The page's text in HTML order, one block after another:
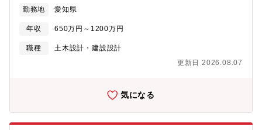
す。同社は社員一人一人が自分らしく働き、希望のキャリア実現
面談の実施や資格取得のための制度を取り入れ、社員一人一人に
寄り添う経営をしています。■採用背景業績好調につき増員拡大採
などの申請業務・工事監理・お客様との打合せ など■魅力・特
徴：・同社はフレックス制度や在宅勤務制度の導入や年間休日数
の増加など、社員が働きやすさを向上させる取り組みを積極的に
導入しております。・近年は、民間施設の企画・設計・監理へも
きます。民間建築、公共施設・教育文化施設・福祉医療施設、集
ます。新築、改修共にお客様や利用者の想いを細部まで汲み取
り、周辺環境や景観にも配慮した設計を行います。■テクノプロＨ
Ｄグループ会社：エンジニア人材派遣国内最大手の東証プライム
上場企業であるテクノプロHDグループ会社のため、安定した経営
勤務地 愛知県
年収 650万円～1200万円
職種
土木設計・建設設計
更新日 2026.08.07
気になる